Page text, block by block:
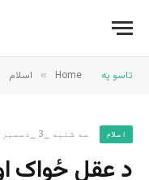
تاسو په Home
» اسلام
اسلام سه شنبه _3 _دسمبر _2024AH 3-12-2024AD
د عقل ځواک